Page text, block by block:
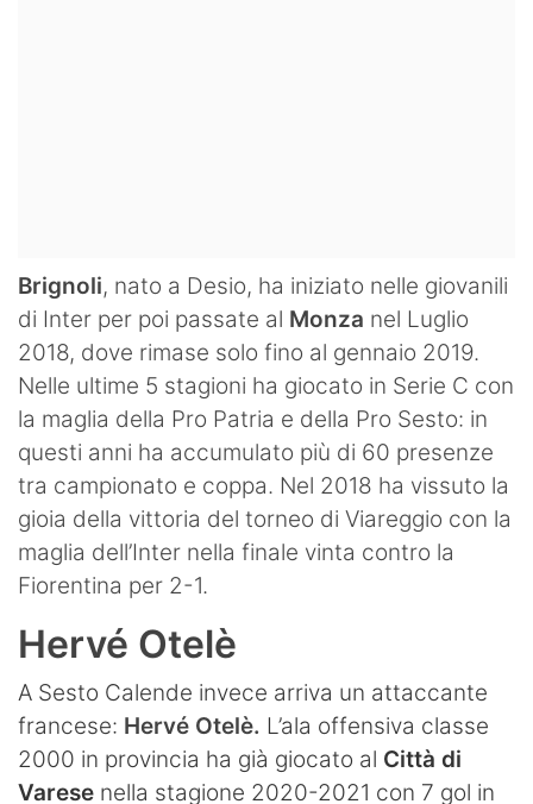
Brignoli, nato a Desio, ha iniziato nelle giovanili
di Inter per poi passate al Monza nel Luglio
2018, dove rimase solo fino al gennaio 2019.
Nelle ultime 5 stagioni ha giocato in Serie C con
la maglia della Pro Patria e della Pro Sesto: in
questi anni ha accumulato più di 60 presenze
tra campionato e coppa. Nel 2018 ha vissuto la
gioia della vittoria del torneo di Viareggio con la
maglia dell’Inter nella finale vinta contro la
Fiorentina per 2-1.
Hervé Otelè
A Sesto Calende invece arriva un attaccante
francese: Hervé Otelè. L’ala offensiva classe
2000 in provincia ha già giocato al Città di
Varese nella stagione 2020-2021 con 7 gol in